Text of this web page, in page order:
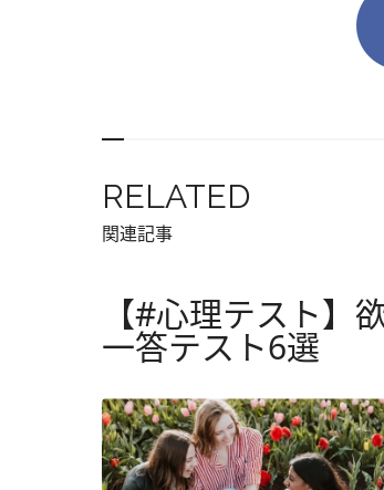
RELATED
関連記事
【#心理テスト】
一答テスト6選